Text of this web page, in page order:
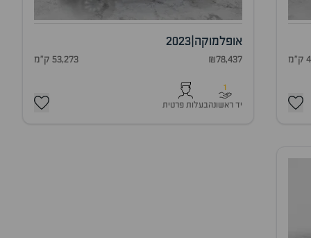
אופלמוקה 2023
₪78,437 53,273 ק"מ
1
יד ראשונהבעלות פרטית